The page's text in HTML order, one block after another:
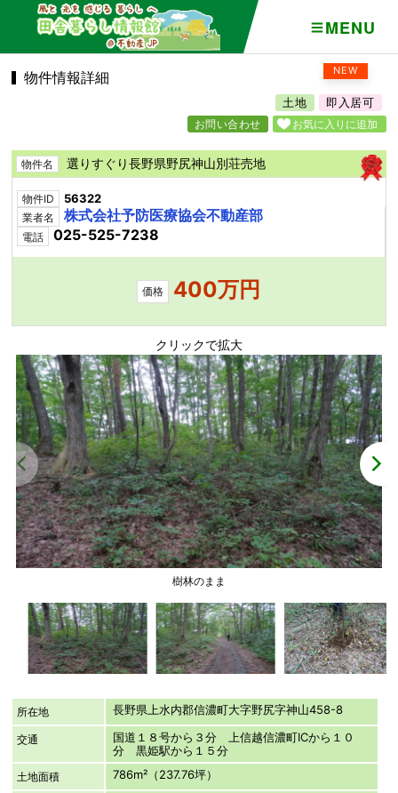
MENU
NEW
物件情報詳細
土地 即入居可
お気に入りに追加
お問い合わせ
物件名 選りすぐり長野県野尻神山別荘売地
物件ID 56322
業者名 株式会社予防医療協会不動産部
電話 025-525-7238
価格 400万円
クリックで拡大
樹林のまま
所在地 長野県上水内郡信濃町大字野尻字神山458-8
交通
国道１８号から３分 上信越信濃町ICから１０
分 黒姫駅から１５分
土地面積 786m²（237.76坪）